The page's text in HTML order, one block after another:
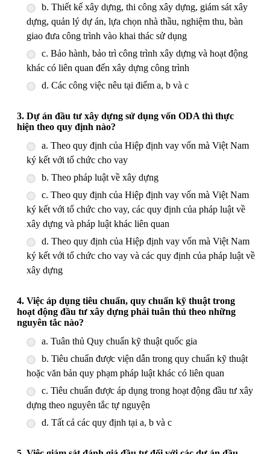
b. Thiết kế xây dựng, thi công xây dựng, giám sát xây
dựng, quản lý dự án, lựa chọn nhà thầu, nghiệm thu, bàn
giao đưa công trình vào khai thác sử dụng
c. Bảo hành, bảo trì công trình xây dựng và hoạt động
khác có liên quan đến xây dựng công trình
d. Các công việc nêu tại điểm a, b và c
3. Dự án đầu tư xây dựng sử dụng vốn ODA thì thực
hiện theo quy định nào?
a. Theo quy định của Hiệp định vay vốn mà Việt Nam
ký kết với tổ chức cho vay
b. Theo pháp luật về xây dựng
c. Theo quy định của Hiệp định vay vốn mà Việt Nam
ký kết với tổ chức cho vay, các quy định của pháp luật về
xây dựng và pháp luật khác liên quan
d. Theo quy định của Hiệp định vay vốn mà Việt Nam
ký kết với tổ chức cho vay và các quy định của pháp luật về
xây dựng
4. Việc áp dụng tiêu chuẩn, quy chuẩn kỹ thuật trong
hoạt động đầu tư xây dựng phải tuân thủ theo những
nguyên tắc nào?
a. Tuân thủ Quy chuẩn kỹ thuật quốc gia
b. Tiêu chuẩn được viện dẫn trong quy chuẩn kỹ thuật
hoặc văn bản quy phạm pháp luật khác có liên quan
c. Tiêu chuẩn được áp dụng trong hoạt động đầu tư xây
dựng theo nguyên tắc tự nguyện
d. Tất cả các quy định tại a, b và c